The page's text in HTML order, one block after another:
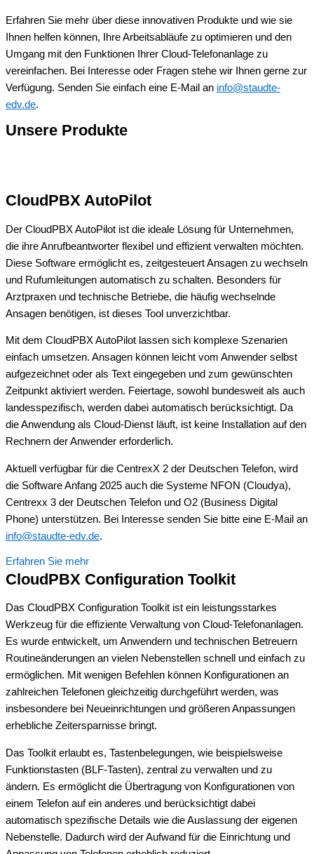
Erfahren Sie mehr über diese innovativen Produkte und wie sie
Ihnen helfen können, Ihre Arbeitsabläufe zu optimieren und den
Umgang mit den Funktionen Ihrer Cloud-Telefonanlage zu
vereinfachen. Bei Interesse oder Fragen stehe wir Ihnen gerne zur
Verfügung. Senden Sie einfach eine E-Mail an info@staudte-
edv.de.
Unsere Produkte
CloudPBX AutoPilot
Der CloudPBX AutoPilot ist die ideale Lösung für Unternehmen,
die ihre Anrufbeantworter flexibel und effizient verwalten möchten.
Diese Software ermöglicht es, zeitgesteuert Ansagen zu wechseln
und Rufumleitungen automatisch zu schalten. Besonders für
Arztpraxen und technische Betriebe, die häufig wechselnde
Ansagen benötigen, ist dieses Tool unverzichtbar.
Mit dem CloudPBX AutoPilot lassen sich komplexe Szenarien
einfach umsetzen. Ansagen können leicht vom Anwender selbst
aufgezeichnet oder als Text eingegeben und zum gewünschten
Zeitpunkt aktiviert werden. Feiertage, sowohl bundesweit als auch
landesspezifisch, werden dabei automatisch berücksichtigt. Da
die Anwendung als Cloud-Dienst läuft, ist keine Installation auf den
Rechnern der Anwender erforderlich.
Aktuell verfügbar für die CentrexX 2 der Deutschen Telefon, wird
die Software Anfang 2025 auch die Systeme NFON (Cloudya),
Centrexx 3 der Deutschen Telefon und O2 (Business Digital
Phone) unterstützen. Bei Interesse senden Sie bitte eine E-Mail an
info@staudte-edv.de.
Erfahren Sie mehr
CloudPBX Configuration Toolkit
Das CloudPBX Configuration Toolkit ist ein leistungsstarkes
Werkzeug für die effiziente Verwaltung von Cloud-Telefonanlagen.
Es wurde entwickelt, um Anwendern und technischen Betreuern
Routineänderungen an vielen Nebenstellen schnell und einfach zu
ermöglichen. Mit wenigen Befehlen können Konfigurationen an
zahlreichen Telefonen gleichzeitig durchgeführt werden, was
insbesondere bei Neueinrichtungen und größeren Anpassungen
erhebliche Zeitersparnisse bringt.
Das Toolkit erlaubt es, Tastenbelegungen, wie beispielsweise
Funktionstasten (BLF-Tasten), zentral zu verwalten und zu
ändern. Es ermöglicht die Übertragung von Konfigurationen von
einem Telefon auf ein anderes und berücksichtigt dabei
automatisch spezifische Details wie die Auslassung der eigenen
Nebenstelle. Dadurch wird der Aufwand für die Einrichtung und